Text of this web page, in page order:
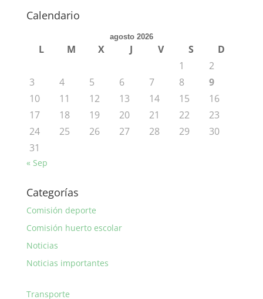
Calendario
agosto 2026
L M X J V S
D
1
2
3
4 5 6 7 8
9
10
11 12 13 14 15
16
17
18 19 20 21 22
23
24
25 26 27 28 29
30
31
« Sep
Categorías
Comisión deporte
Comisión huerto escolar
Noticias
Noticias importantes
Transporte